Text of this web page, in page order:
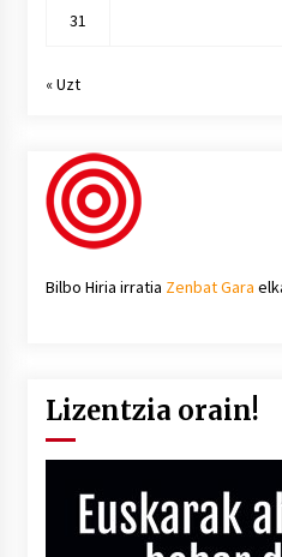
31
« Uzt
Bilbo Hiria irratia Zenbat Gara
Lizentzia orain!